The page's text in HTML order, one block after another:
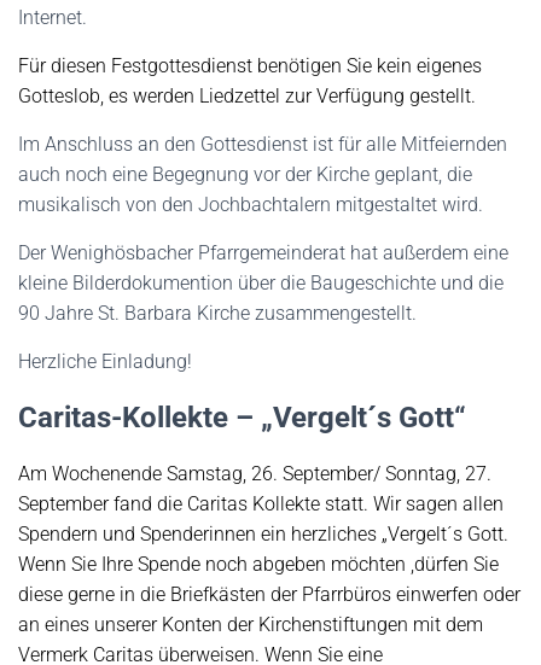
Internet.
Für diesen Festgottesdienst benötigen Sie kein eigenes
Gotteslob, es werden Liedzettel zur Verfügung gestellt.
Im Anschluss an den Gottesdienst ist für alle Mitfeiernden
auch noch eine Begegnung vor der Kirche geplant, die
musikalisch von den Jochbachtalern mitgestaltet wird.
Der Wenighösbacher Pfarrgemeinderat hat außerdem eine
kleine Bilderdokumention über die Baugeschichte und die
90 Jahre St. Barbara Kirche zusammengestellt.
Herzliche Einladung!
Caritas-Kollekte – „Vergelt´s Gott“
Am Wochenende Samstag, 26. September/ Sonntag, 27.
September fand die Caritas Kollekte statt. Wir sagen allen
Spendern und Spenderinnen ein herzliches „Vergelt´s Gott.
Wenn Sie Ihre Spende noch abgeben möchten ,dürfen Sie
diese gerne in die Briefkästen der Pfarrbüros einwerfen oder
an eines unserer Konten der Kirchenstiftungen mit dem
Vermerk Caritas überweisen. Wenn Sie eine